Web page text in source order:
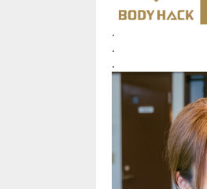
.
.
.